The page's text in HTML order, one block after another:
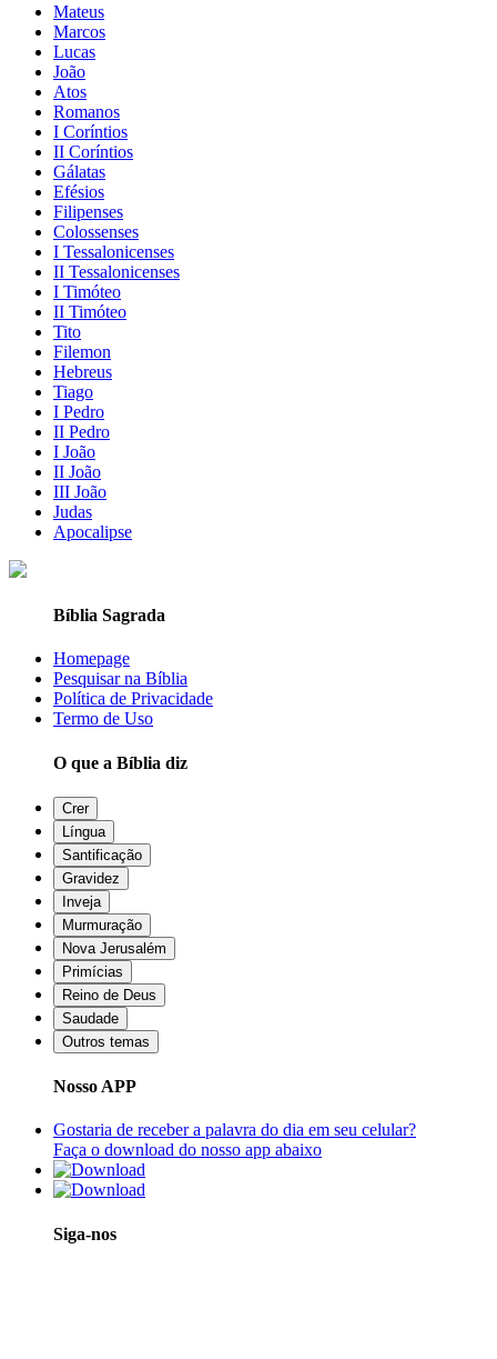
Mateus
Marcos
Lucas
João
Atos
Romanos
I Coríntios
II Coríntios
Gálatas
Efésios
Filipenses
Colossenses
I Tessalonicenses
II Tessalonicenses
I Timóteo
II Timóteo
Tito
Filemon
Hebreus
Tiago
I Pedro
II Pedro
I João
II João
III João
Judas
Apocalipse
Bíblia Sagrada
Homepage
Pesquisar na Bíblia
Política de Privacidade
Termo de Uso
O que a Bíblia diz
Crer
Língua
Santificação
Gravidez
Inveja
Murmuração
Nova Jerusalém
Primícias
Reino de Deus
Saudade
Outros temas
Nosso APP
Gostaria de receber a palavra do dia em seu celular?
Faça o download do nosso app abaixo
Siga-nos